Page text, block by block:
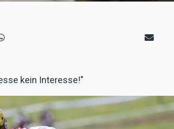
kein Interesse!"